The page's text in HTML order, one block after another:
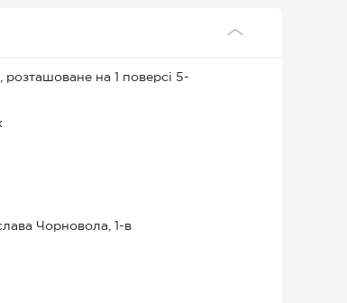
на 1 поверсі 5-
Чорновола, 1-в